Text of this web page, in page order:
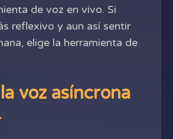
de voz en vivo. Si
reflexivo y aun así sentir
elige la herramienta de
voz asíncrona